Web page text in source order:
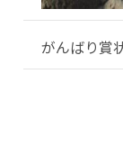
がんばり賞